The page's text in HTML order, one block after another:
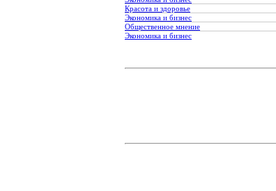
Красота и здоровье
Экономика и бизнес
Общественное мнение
Экономика и бизнес